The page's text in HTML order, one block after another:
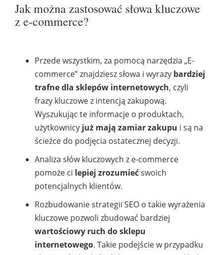
Jak można zastosować słowa kluczowe
z e-commerce?
Przede wszystkim, za pomocą narzędzia „E-
commerce” znajdziesz słowa i wyrazy bardziej
trafne dla sklepów internetowych, czyli
frazy kluczowe z intencją zakupową.
Wyszukując te informacje o produktach,
użytkownicy już mają zamiar zakupu i są na
ścieżce do podjęcia ostatecznej decyzji.
Analiza słów kluczowych z e-commerce
pomoże ci lepiej zrozumiećswoich
potencjalnych klientów.
Rozbudowanie strategii SEO o takie wyrażenia
kluczowe pozwoli zbudować bardziej
wartościowy ruch do sklepu
internetowego. Takie podejście w przypadku